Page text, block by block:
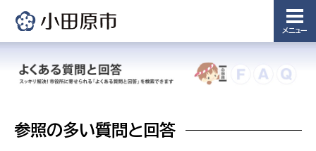
メニュー
務局
議会総務
課
参照の多い質問と回答